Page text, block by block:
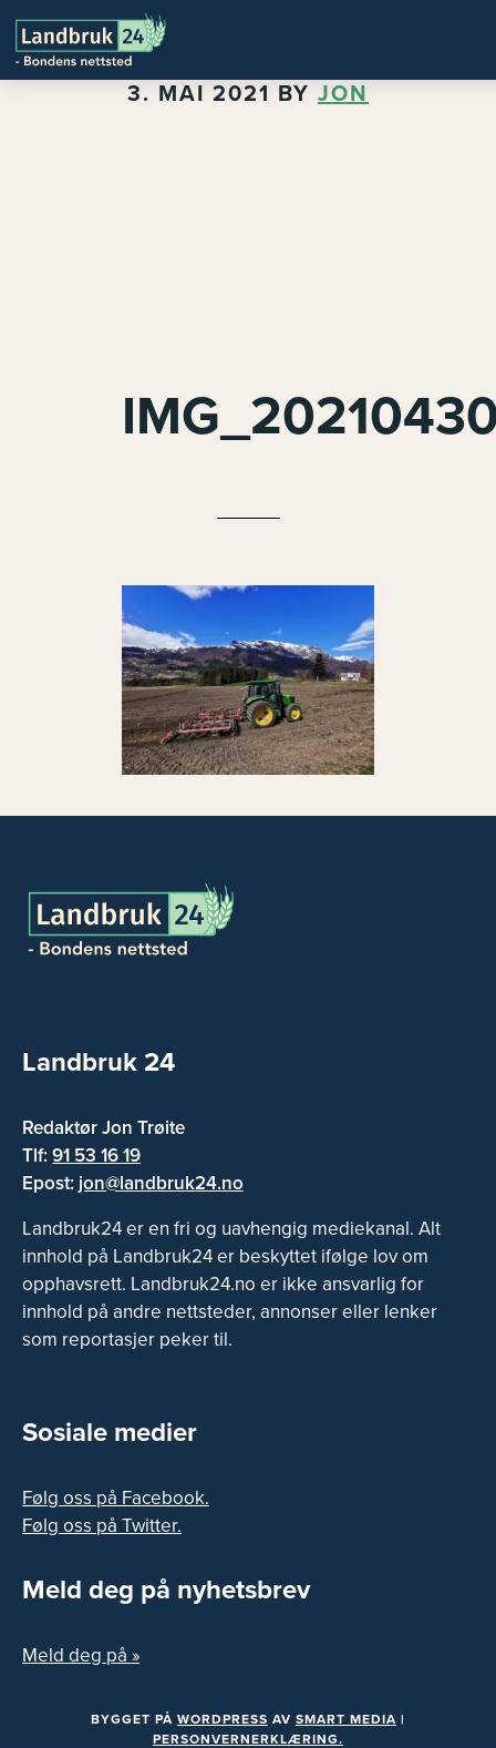
3. MAI 2021 BY JON
Landbruk 24
Redaktør Jon Trøite
Tlf:91 53 16 19
Epost: jon@landbruk24.no
Landbruk24 er en fri og uavhengig mediekanal. Alt
innhold på Landbruk24 er beskyttet ifølge lov om
opphavsrett. Landbruk24.no er ikke ansvarlig for
innhold på andre nettsteder, annonser eller lenker
som reportasjer peker til.
Sosiale medier
Følg oss på Facebook.
Følg oss på Twitter.
Meld deg på nyhetsbrev
Meld deg på »
BYGGET PÅ WORDPRESS AV SMART MEDIA |
PERSONVERNERKLÆRING.